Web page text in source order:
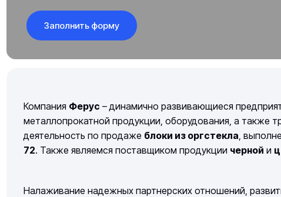
Заполнить форму
Компания Ферус – динамично развивающиеся
металлопрокатной продукции, оборудования, а также
деятельность по продаже блоки из оргстекла ,
72. Также являемся поставщиком продукции черной и
Налаживание надежных партнерских отношений,